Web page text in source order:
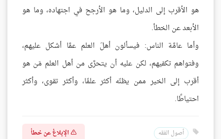
هو الأقرب إلى الدليل، وما هو الأرجح في اجتهاده، وما هو
الأبعد عن الخطأ.
وأما عامَّة الناس: فيسألون أهلَ العلم عمَّا أشكل عليهم،
وفتواهم تكفيهم، لكن عليه أن يتحرَّى من أهل العلم مَن هو
أقرب إلى الخير ممن يظنّه أكثر علمًا، وأكثر تقوى، وأكثر
احتياطًا.
أصول الفقه الإبلاغ عن خطأ